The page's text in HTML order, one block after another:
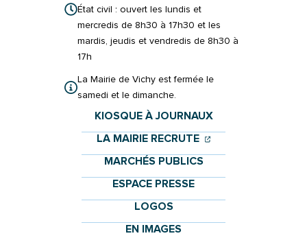
État civil : ouvert les lundis et
mercredis de 8h30 à 17h30 et les
mardis, jeudis et vendredis de 8h30 à
17h
La Mairie de Vichy est fermée le
samedi et le dimanche.
KIOSQUE À JOURNAUX
LA MAIRIE RECRUTE (OUVERTURE
(OUVERTURE
MARCHÉS PUBLICS
ESPACE PRESSE
LOGOS
EN IMAGES